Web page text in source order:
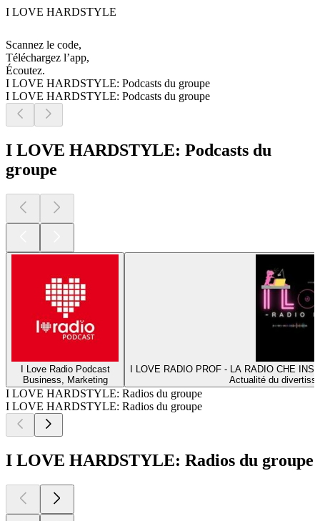
I LOVE HARDSTYLE
Scannez le code,
Téléchargez l’app,
Écoutez.
I LOVE HARDSTYLE: Podcasts du groupe
I LOVE HARDSTYLE: Podcasts du groupe
I LOVE HARDSTYLE: Podcasts du
groupe
I Love Radio Podcast
Business, Marketing
I LOVE RADIO PROF - LA RADIO CHE
Actualité du
I LOVE HARDSTYLE: Radios du groupe
I LOVE HARDSTYLE: Radios du groupe
I LOVE HARDSTYLE: Radios du groupe